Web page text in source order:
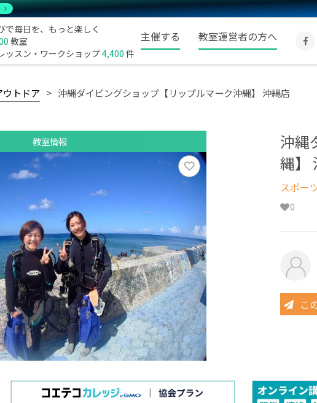
で毎日を、もっと楽しく
教室
ッスン・ワークショップ4,400 件
主催する 教室運営者の方へ
トドア 沖縄ダイビングショップ【リップルマーク沖縄】 沖縄店
教室情報
沖縄
縄】
スポー
0
こ